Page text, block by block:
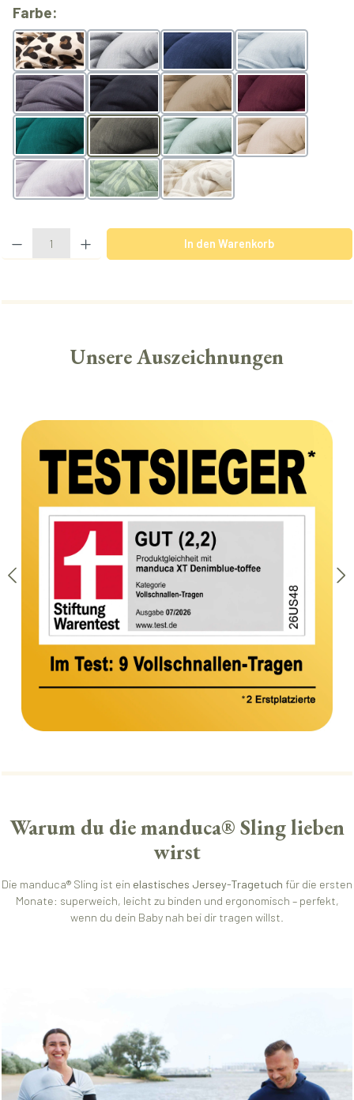
Farbe:
Leo lightgrey navy arctic
slate black nougat
teal olive mint powder
lavender BotanicGreen BotanicVanilla
Produkt Anzahl: Gib den gewünschten Wert ein oder benutze die
In den Warenkorb
Unsere Auszeichnungen
Bildergalerie überspringen
Warum du die manduca® Sling lieben
wirst
Die manduca® Sling ist ein elastisches Jersey-Tragetuch für die ersten
Monate: superweich, leicht zu binden und ergonomisch – perfekt,
wenn du dein Baby nah bei dir tragen willst.